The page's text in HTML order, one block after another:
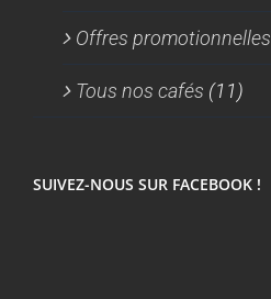
Offres promotionnelles
Tous nos cafés (11)
SUIVEZ-NOUS SUR FACEBOOK !